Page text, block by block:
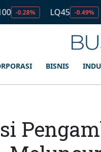
LQ45 -0.49% ISSI
BISNIS